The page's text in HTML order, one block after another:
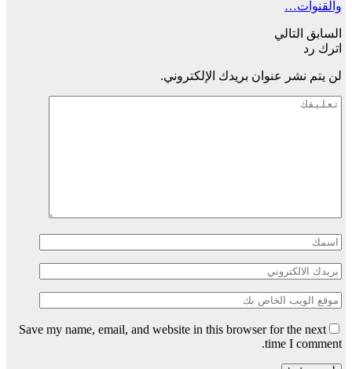
والقنوات…
السابق التالي
اترك رد
لن يتم نشر عنوان بريدك الإلكتروني.
Save my name, email, and website in this browser for the next
time I comment.